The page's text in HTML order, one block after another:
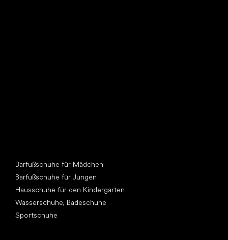
Barfußschuhe für Mädchen
Barfußschuhe für Jungen
Hausschuhe für den Kindergarten
Wasserschuhe, Badeschuhe
Sportschuhe